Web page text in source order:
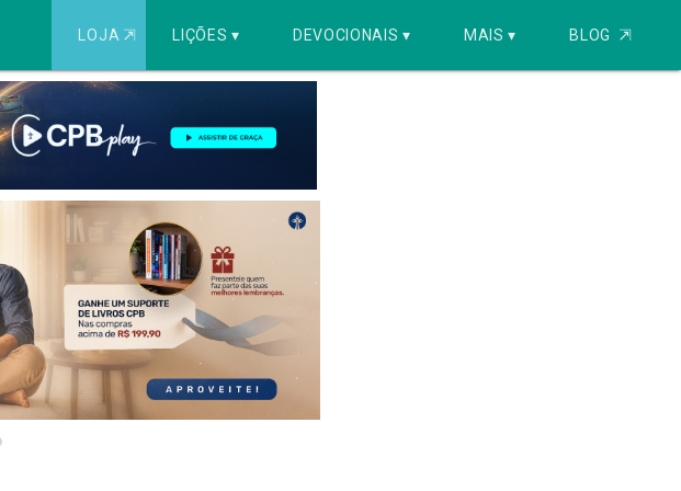
LOJA ⇱ LIÇÕES ▾ DEVOCIONAIS ▾ MAIS ▾ BLOG ⇱